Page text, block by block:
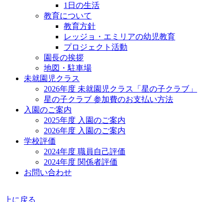
1日の生活
教育について
教育方針
レッジョ・エミリアの幼児教育
プロジェクト活動
園長の挨拶
地図・駐車場
未就園児クラス
2026年度 未就園児クラス「星の子クラブ」
星の子クラブ 参加費のお支払い方法
入園のご案内
2025年度 入園のご案内
2026年度 入園のご案内
学校評価
2024年度 職員自己評価
2024年度 関係者評価
お問い合わせ
上に戻る